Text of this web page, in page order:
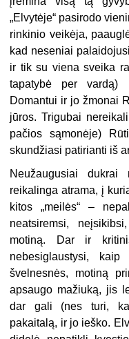
„Elvytėje“ pasirodo
rinkinio veikėja,
kad neseniai
ir tik su viena sveika
tapatybė per vardą)
Domantui ir jo žmonai
jūros. Trigubai
pačios sąmonėje)
skundžiasi patirianti iš
Neužaugusiai
reikalinga atrama, į
kitos „meilės“ –
neatsiremsi,
motiną. Dar ir
nebesiglaustysi,
švelnesnės, motiną
apsaugo mažiuką, jis
dar gali (nes turi,
pakaitalą, ir jo ieško.